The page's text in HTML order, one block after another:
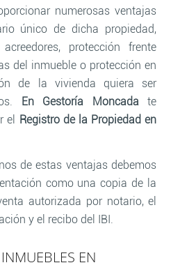
numerosas ventajas
único de dicha propiedad,
protección frente
del inmueble o protección en
de la vivienda quiera ser
En Gestoría Moncada te
el Registro de la Propiedad en
de estas ventajas debemos
como una copia de la
autorizada por notario, el
y el recibo del IBI.
EN